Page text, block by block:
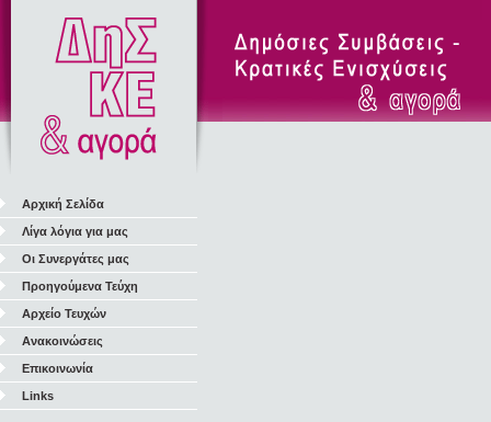
Αρχική Σελίδα
Λίγα λόγια για μας
Οι Συνεργάτες μας
Προηγούμενα Τεύχη
Αρχείο Τευχών
Ανακοινώσεις
Επικοινωνία
Links